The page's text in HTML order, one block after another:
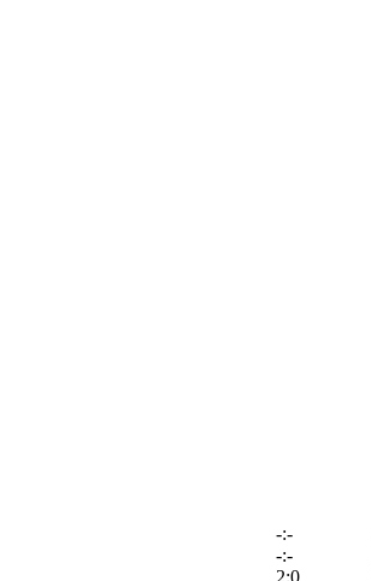
-:-
-:-
2:0